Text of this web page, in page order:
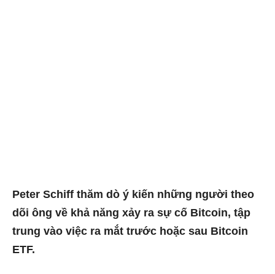
Peter Schiff thăm dò ý kiến ​​​​những người theo
dõi ông về khả năng xảy ra sự cố Bitcoin, tập
trung vào việc ra mắt trước hoặc sau Bitcoin
ETF.